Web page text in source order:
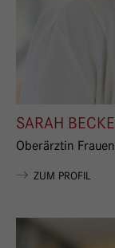
SARAH
Oberärztin
ZUM PROFIL